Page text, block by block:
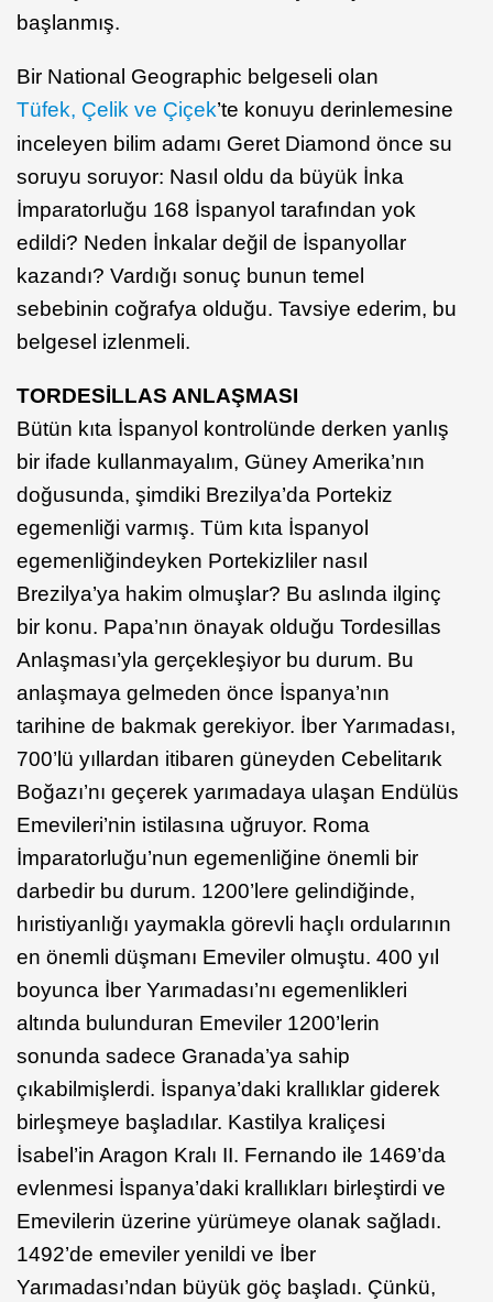
başlanmış.
Bir National Geographic belgeseli olan
Tüfek, Çelik ve Çiçek’te konuyu derinlemesine
inceleyen bilim adamı Geret Diamond önce su
soruyu soruyor: Nasıl oldu da büyük İnka
İmparatorluğu 168 İspanyol tarafından yok
edildi? Neden İnkalar değil de İspanyollar
kazandı? Vardığı sonuç bunun temel
sebebinin coğrafya olduğu. Tavsiye ederim, bu
belgesel izlenmeli.
TORDESİLLAS ANLAŞMASI
Bütün kıta İspanyol kontrolünde derken yanlış
bir ifade kullanmayalım, Güney Amerika’nın
doğusunda, şimdiki Brezilya’da Portekiz
egemenliği varmış. Tüm kıta İspanyol
egemenliğindeyken Portekizliler nasıl
Brezilya’ya hakim olmuşlar? Bu aslında ilginç
bir konu. Papa’nın önayak olduğu Tordesillas
Anlaşması’yla gerçekleşiyor bu durum. Bu
anlaşmaya gelmeden önce İspanya’nın
tarihine de bakmak gerekiyor. İber Yarımadası,
700’lü yıllardan itibaren güneyden Cebelitarık
Boğazı’nı geçerek yarımadaya ulaşan Endülüs
Emevileri’nin istilasına uğruyor. Roma
İmparatorluğu’nun egemenliğine önemli bir
darbedir bu durum. 1200’lere gelindiğinde,
hıristiyanlığı yaymakla görevli haçlı ordularının
en önemli düşmanı Emeviler olmuştu. 400 yıl
boyunca İber Yarımadası’nı egemenlikleri
altında bulunduran Emeviler 1200’lerin
sonunda sadece Granada’ya sahip
çıkabilmişlerdi. İspanya’daki krallıklar giderek
birleşmeye başladılar. Kastilya kraliçesi
İsabel’in Aragon Kralı II. Fernando ile 1469’da
evlenmesi İspanya’daki krallıkları birleştirdi ve
Emevilerin üzerine yürümeye olanak sağladı.
1492’de emeviler yenildi ve İber
Yarımadası’ndan büyük göç başladı. Çünkü,